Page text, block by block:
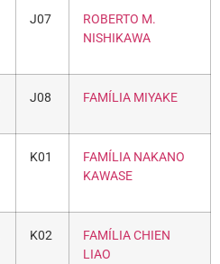
J07
ROBERTO M.
NISHIKAWA
J08 FAMÍLIA MIYAKE
K01
FAMÍLIA NAKANO
KAWASE
K02
FAMÍLIA CHIEN
LIAO